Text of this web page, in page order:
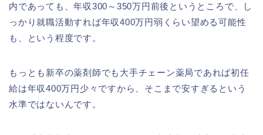
内であっても、年収300～350万円前後というところで、し
っかり就職活動すれば年収400万円弱くらい望める可能性
も、という程度です。
もっとも新卒の薬剤師でも大手チェーン薬局であれば初任
給は年収400万円少々ですから、そこまで安すぎるという
水準ではないんです。